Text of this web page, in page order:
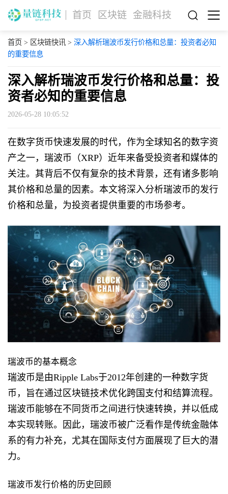
首页 区块链 金融科技
首页 > 区块链快讯> 深入解析瑞波币发行价格和总量：投资者必知
的重要信息
深入解析瑞波币发行价格和总量：投
资者必知的重要信息
2026-05-28 10:05:52
在数字货币快速发展的时代，作为全球知名的数字资
产之一，瑞波币（XRP）近年来备受投资者和媒体的
关注。其背后不仅有复杂的技术背景，还有诸多影响
其价格和总量的因素。本文将深入分析瑞波币的发行
价格和总量，为投资者提供重要的市场参考。
瑞波币的基本概念
瑞波币是由Ripple Labs于2012年创建的一种数字货
币，旨在通过区块链技术优化跨国支付和结算流程。
瑞波币能够在不同货币之间进行快速转换，并以低成
本实现转账。因此，瑞波币被广泛看作是传统金融体
系的有力补充，尤其在国际支付方面展现了巨大的潜
力。
瑞波币发行价格的历史回顾